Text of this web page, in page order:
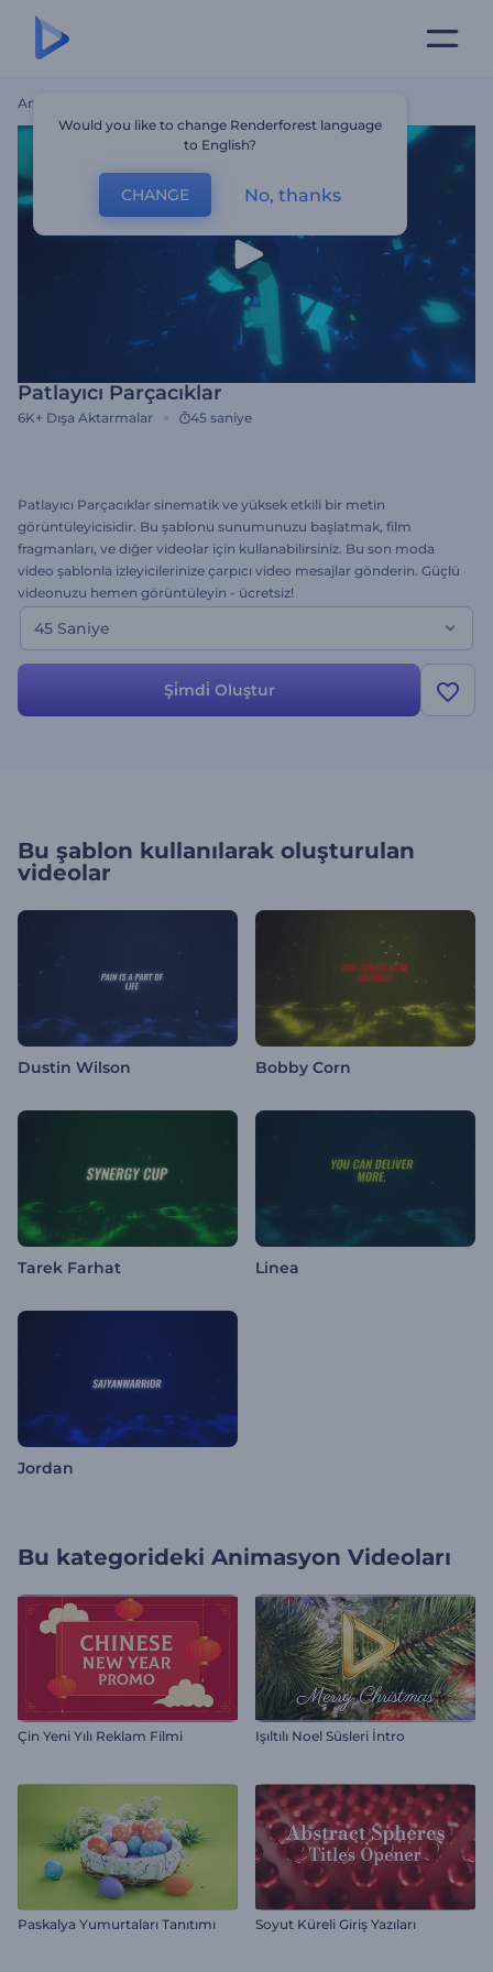
Ana Sayfa
Patlayıcı Parçacıklar
6K+ Dışa Aktarmalar 45 saniye
Patlayıcı Parçacıklar sinematik ve yüksek etkili bir metin
görüntüleyicisidir. Bu şablonu sunumunuzu başlatmak, film
fragmanları, ve diğer videolar için kullanabilirsiniz. Bu son moda
video şablonla izleyicilerinize çarpıcı video mesajlar gönderin. Güçlü
videonuzu hemen görüntüleyin - ücretsiz!
45 Saniye
Şi̇mdi̇ Oluştur
Bu şablon kullanılarak oluşturulan
videolar
Dustin Wilson Bobby Corn
Tarek Farhat Linea
Jordan
Bu kategorideki Animasyon Videoları
Çin Yeni Yılı Reklam Filmi Işıltılı Noel Süsleri İntro
Paskalya Yumurtaları Tanıtımı Soyut Küreli Giriş Yazıları
Would you like to change Renderforest language
to English?
CHANGE No, thanks